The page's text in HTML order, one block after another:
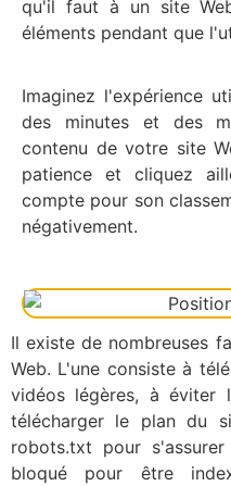
qu'il faut à un site
éléments pendant que
Imaginez l'expérience
des minutes et des
contenu de votre site
patience et cliquez
compte pour son
négativement.
Il existe de nombreuses
Web. L'une consiste à
vidéos légères, à éviter
télécharger le plan du
robots.txt pour
bloqué pour être